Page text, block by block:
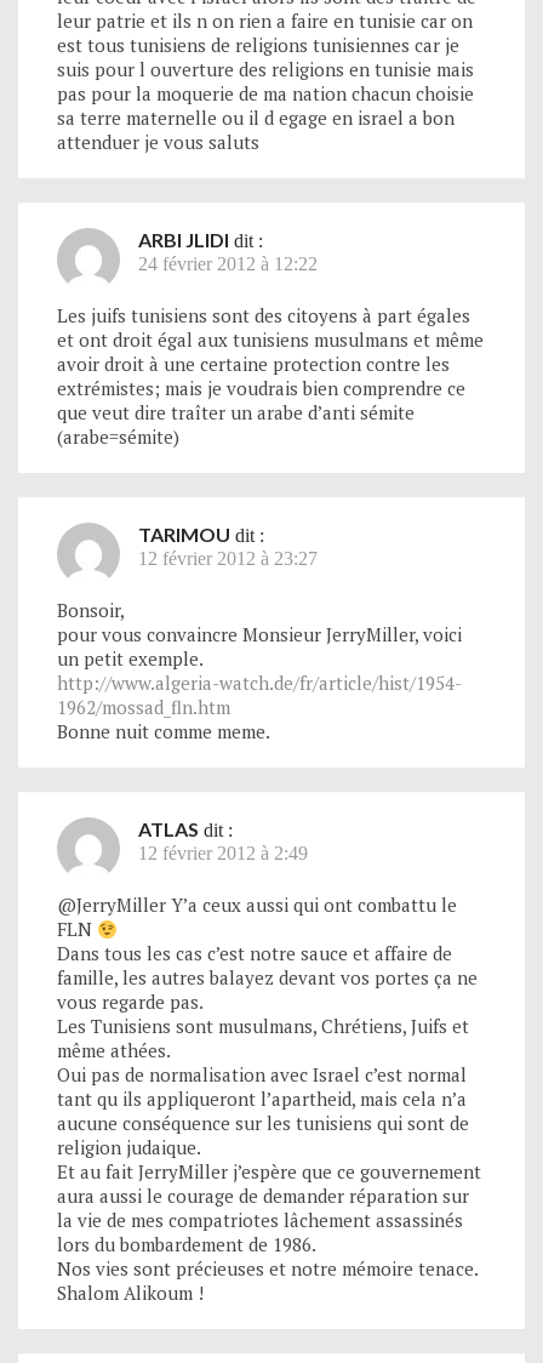
leur patrie et ils n on rien a faire en tunisie car on
est tous tunisiens de religions tunisiennes car je
suis pour l ouverture des religions en tunisie mais
pas pour la moquerie de ma nation chacun choisie
sa terre maternelle ou il d egage en israel a bon
attenduer je vous saluts
ARBI JLIDI dit :
24 février 2012 à 12:22
Les juifs tunisiens sont des citoyens à part égales
et ont droit égal aux tunisiens musulmans et même
avoir droit à une certaine protection contre les
extrémistes; mais je voudrais bien comprendre ce
que veut dire traîter un arabe d’anti sémite
(arabe=sémite)
TARIMOU dit :
12 février 2012 à 23:27
Bonsoir,
pour vous convaincre Monsieur JerryMiller, voici
un petit exemple.
http://www.algeria-watch.de/fr/article/hist/1954-
1962/mossad_fln.htm
Bonne nuit comme meme.
ATLAS dit :
12 février 2012 à 2:49
@JerryMiller Y’a ceux aussi qui ont combattu le
FLN
Dans tous les cas c’est notre sauce et affaire de
famille, les autres balayez devant vos portes ça ne
vous regarde pas.
Les Tunisiens sont musulmans, Chrétiens, Juifs et
même athées.
Oui pas de normalisation avec Israel c’est normal
tant qu ils appliqueront l’apartheid, mais cela n’a
aucune conséquence sur les tunisiens qui sont de
religion judaique.
Et au fait JerryMiller j’espère que ce gouvernement
aura aussi le courage de demander réparation sur
la vie de mes compatriotes lâchement assassinés
lors du bombardement de 1986.
Nos vies sont précieuses et notre mémoire tenace.
Shalom Alikoum !